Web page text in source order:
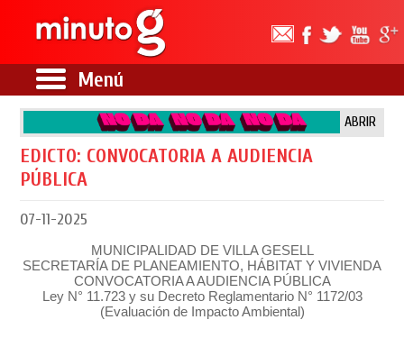
Menú
ABRIR
EDICTO: CONVOCATORIA A AUDIENCIA
PÚBLICA
07-11-2025
MUNICIPALIDAD DE VILLA GESELL
SECRETARÍA DE PLANEAMIENTO, HÁBITAT Y VIVIENDA
CONVOCATORIA A AUDIENCIA PÚBLICA
Ley N° 11.723 y su Decreto Reglamentario N° 1172/03
(Evaluación de Impacto Ambiental)